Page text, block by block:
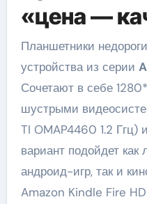
«цена —
Планшетники
устройства из серии
Сочетают в себе
шустрыми
TI OMAP4460 1.2 Ггц)
вариант подойдет
андроид-игр, так и
Amazon Kindle Fire HD